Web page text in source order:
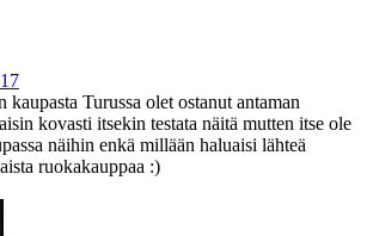
kaupasta Turussa olet ostanut antaman
kovasti itsekin testata näitä mutten itse ole
näihin enkä millään haluaisi lähteä
ruokakauppaa :)